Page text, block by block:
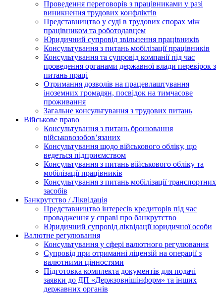
Проведення переговорів з працівниками у разі
виникнення трудових конфліктів
Представництво у суді в трудових спорах між
працівником та роботодавцем
Юридичний супровід звільнення працівників
Консультування з питань мобілізації працівників
Консультування та супровід компанії під час
проведення органами державної влади перевірок з
питань праці
Отримання дозволів на працевлаштування
іноземних громадян, посвідок на тимчасове
проживання
Загальне консультування з трудових питань
Військове право
Консультування з питань бронювання
військовозобов’язаних
Консультування щодо військового обліку, що
ведеться підприємством
Консультування з питань військового обліку та
мобілізації працівників
Консультування з питань мобілізації транспортних
засобів
Банкрутство / Ліквідація
Представництво інтересів кредиторів під час
провадження у справі про банкрутство
Юридичний супровід ліквідації юридичної особи
Валютне регулювання
Консультування у сфері валютного регулювання
Супровід при отриманні ліцензій на операції з
валютними цінностями
Підготовка комплекта документів для подачі
заявки до ДП «Держзовнішінформ» та інших
державних органів